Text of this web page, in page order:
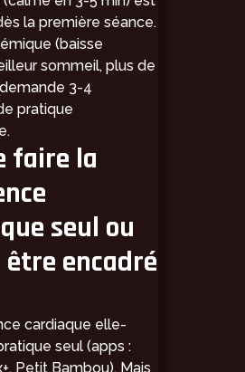
la première séance.
(baisse
sommeil, plus de
3-4
pratique
faire la
seul ou
encadré
cardiaque elle-
seul (apps :
Petit Bambou). Mais